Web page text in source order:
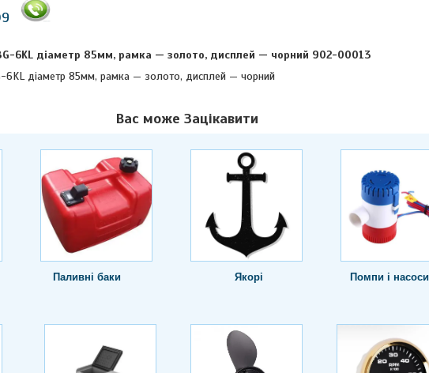
6KL діаметр 85мм, рамка — золото, дисплей — чорний 902-00013
6KL діаметр 85мм, рамка — золото, дисплей — чорний
Вас може Зацікавити
Паливні баки Якорі Помпи і насоси